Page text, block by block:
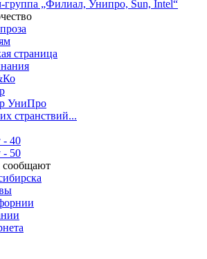
группа „Филиал, Унипро, Sun, Intel“
страница
УниПро
странствий...
- 40
- 50